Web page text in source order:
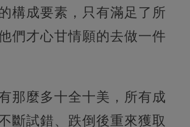
構成要素，只有滿足了所
們才心甘情願的去做一件
那麼多十全十美，所有成
斷試錯、跌倒後重來獲取